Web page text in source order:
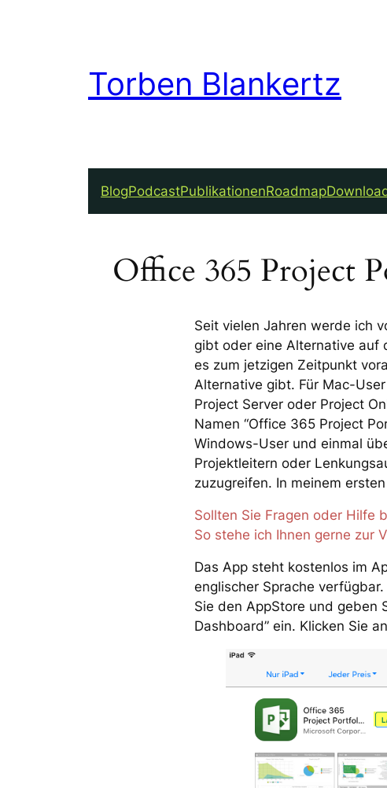
Torben Blankertz
BlogPodcastPublikationenRoadmap
Office 365 Project
Seit vielen Jahren werde ich
gibt oder eine Alternative auf
es zum jetzigen Zeitpunkt
Alternative gibt. Für Mac-
Project Server oder Project
Namen “Office 365 Project
Windows-User und einmal
Projektleitern oder
zuzugreifen. In meinem
Sollten Sie Fragen oder Hilfe
So stehe ich Ihnen gerne zur
Das App steht kostenlos im
englischer Sprache
Sie den AppStore und geben
Dashboard” ein. Klicken Sie